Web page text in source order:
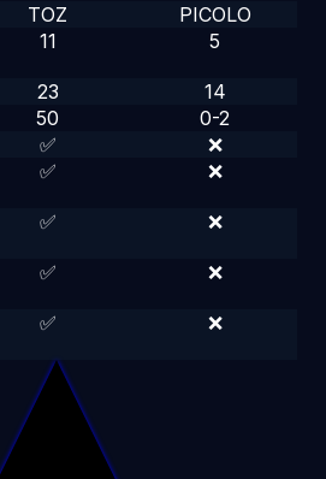
TOZ
PICOLO
11 5
23
14
50
0-2
✅
❌
✅ ❌
✅ ❌
✅ ❌
✅ ❌